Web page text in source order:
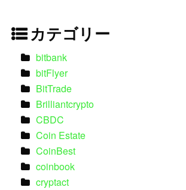
カテゴリー
bitbank
bitFlyer
BitTrade
Brilliantcrypto
CBDC
Coin Estate
CoinBest
coinbook
cryptact